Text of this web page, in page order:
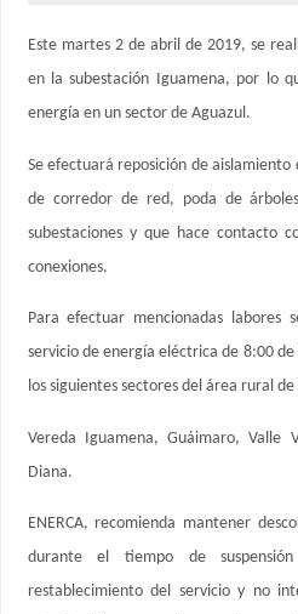
Este martes 2 de abril de 2019, se
en la subestación Iguamena, por lo
energía en un sector de Aguazul.
Se efectuará reposición de
de corredor de red, poda de
subestaciones y que hace contacto
conexiones.
Para efectuar mencionadas labores
servicio de energía eléctrica de 8:00
los siguientes sectores del área rural de
Vereda Iguamena, Guáimaro, Valle
Diana.
ENERCA, recomienda mantener
durante el tiempo de
restablecimiento del servicio y no